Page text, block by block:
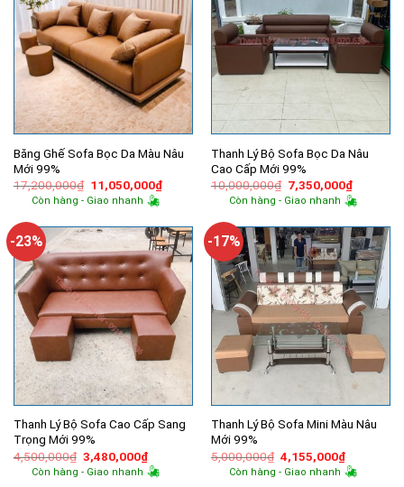
Băng Ghế Sofa Bọc Da Màu Nâu
Mới 99%
17,200,000₫ Giá
gốc
là:
11,050,000₫Giá
hiện
11,050,000₫.
Còn hàng - Giao nhanh
Thanh Lý Bộ Sofa Bọc Da Nâu
Cao Cấp Mới 99%
10,000,000₫ Giá
gốc
là:
7,350,000₫Giá
hiện
tại
Còn hàng - Giao nhanh
-23%
Thanh Lý Bộ Sofa Cao Cấp Sang
Trọng Mới 99%
4,500,000₫ Giá
gốc
là:
3,480,000₫Giá
hiện
tại
Còn hàng - Giao nhanh
-17%
Thanh Lý Bộ Sofa Mini Màu Nâu
Mới 99%
5,000,000₫ Giá
gốc
là:
4,155,000₫Giá
hiện
tại
Còn hàng - Giao nhanh